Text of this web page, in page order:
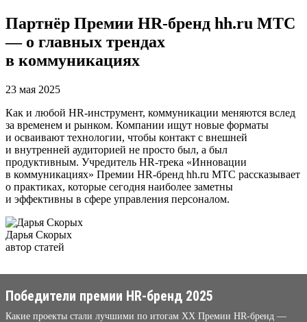
Партнёр Премии HR-бренд hh.ru МТС
— о главных трендах
в коммуникациях
23 мая 2025
Как и любой HR-инструмент, коммуникации меняются вслед
за временем и рынком. Компании ищут новые форматы
и осваивают технологии, чтобы контакт с внешней
и внутренней аудиторией не просто был, а был
продуктивным. Учредитель HR-трека «Инновации
в коммуникациях» Премии HR-бренд hh.ru МТС рассказывает
о практиках, которые сегодня наиболее заметны
и эффективны в сфере управления персоналом.
Дарья Скорых
автор статей
Победители премии HR-бренд 2025
Какие проекты стали лучшими по итогам XX Премии HR-бренд —